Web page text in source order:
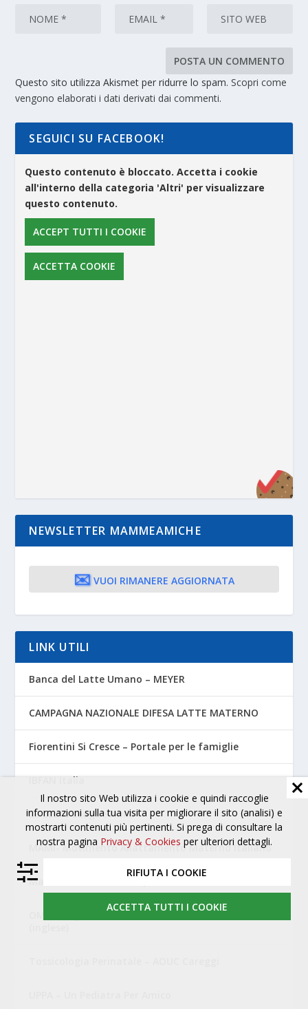
Questo sito utilizza Akismet per ridurre lo spam.Scopri come
vengono elaborati i dati derivati dai commenti.
SEGUICI SU FACEBOOK!
Questo contenuto è bloccato. Accetta i cookie
all'interno della categoria 'Altri' per visualizzare
questo contenuto.
ACCEPT TUTTI I COOKIE
ACCETTA COOKIE
NEWSLETTER MAMMEAMICHE
✉️ VUOI RIMANERE AGGIORNATA
LINK UTILI
Banca del Latte Umano – MEYER
CAMPAGNA NAZIONALE DIFESA LATTE MATERNO
Fiorentini Si Cresce – Portale per le famiglie
IBFAN Italia
La Leche League Italia
MAMI- Movimento Allattamento Materno Italiano
Mamme Amiche di Campi Bisenzio
OMS – Organizzazione Mondiale della Sanità
Il nostro sito Web utilizza i cookie e quindi raccoglie
informazioni sulla tua visita per migliorare il sito (analisi) e
mostrarti contenuti più pertinenti. Si prega di consultare la
nostra pagina Privacy & Cookies per ulteriori dettagli.
RIFIUTA I COOKIE
ACCETTA TUTTI I COOKIE